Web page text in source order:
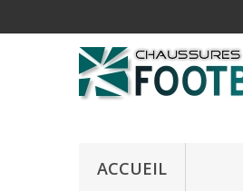
ACCUEIL